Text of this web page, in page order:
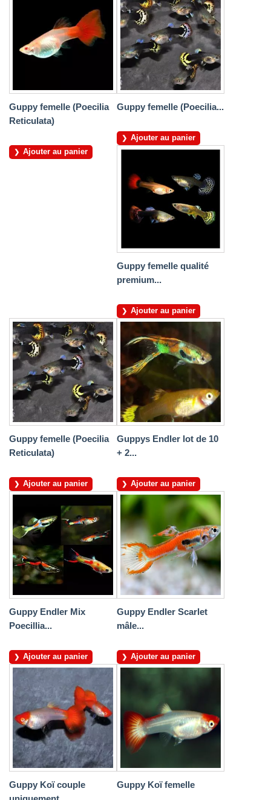
Guppy femelle (Poecilia
Reticulata)
Ajouter au panier
Guppy femelle (Poecilia...
Ajouter au panier
Guppy femelle qualité
premium...
Ajouter au panier
Guppy femelle (Poecilia
Reticulata)
Ajouter au panier
Guppys Endler lot de 10
+ 2...
Ajouter au panier
Guppy Endler Mix
Poecillia...
Ajouter au panier
Guppy Endler Scarlet
mâle...
Ajouter au panier
Guppy Koï couple
Guppy Koï femelle